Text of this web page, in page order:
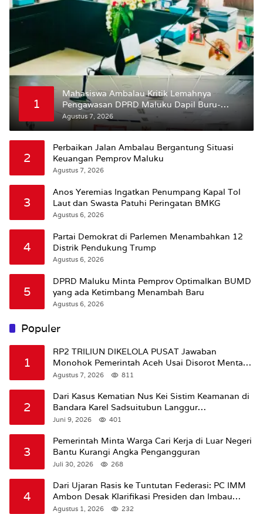
1
Mahasiswa Ambalau Kritik Lemahnya
Pengawasan DPRD Maluku Dapil Buru-
Bursel Terhadap Proses Perubahan Status
Jalan
Agustus 7, 2026
2
Perbaikan Jalan Ambalau Bergantung Situasi
Keuangan Pemprov Maluku
Agustus 7, 2026
3
Anos Yeremias Ingatkan Penumpang Kapal Tol
Laut dan Swasta Patuhi Peringatan BMKG
Agustus 6, 2026
4
Partai Demokrat di Parlemen Menambahkan 12
Distrik Pendukung Trump
Agustus 6, 2026
5
DPRD Maluku Minta Pemprov Optimalkan BUMD
yang ada Ketimbang Menambah Baru
Agustus 6, 2026
Populer
1
RP2 TRILIUN DIKELOLA PUSAT Jawaban
Monohok Pemerintah Aceh Usai Disorot Mentan
Amran Soal Dana Pertanian
Agustus 7, 2026 811
2
Dari Kasus Kematian Nus Kei Sistim Keamanan di
Bandara Karel Sadsuitubun Langgur
Dipertanyakan
Juni 9, 2026 401
3
Pemerintah Minta Warga Cari Kerja di Luar Negeri
Bantu Kurangi Angka Pengangguran
Juli 30, 2026 268
4
Dari Ujaran Rasis ke Tuntutan Federasi: PC IMM
Ambon Desak Klarifikasi Presiden dan Imbau
Tunda Pengibaran Bendera Merah Putih Di
Agustus 1, 2026 232